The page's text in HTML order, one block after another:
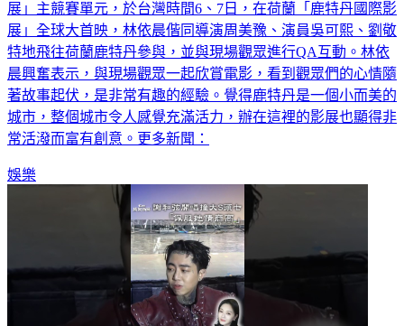
展」主競賽單元，於台灣時間6、7日，在荷蘭「鹿特丹國際影
展」全球大首映，林依晨偕同導演周美豫、演員吳可熙、劉敬
特地飛往荷蘭鹿特丹參與，並與現場觀眾進行QA互動。林依
晨興奮表示，與現場觀眾一起欣賞電影，看到觀眾們的心情隨
著故事起伏，是非常有趣的經驗。覺得鹿特丹是一個小而美的
城市，整個城市令人感覺充滿活力，辦在這裡的影展也顯得非
常活潑而富有創意。更多新聞：
娛樂